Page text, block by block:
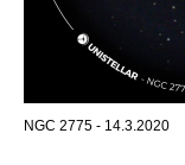
NGC 2775 - 14.3.2020